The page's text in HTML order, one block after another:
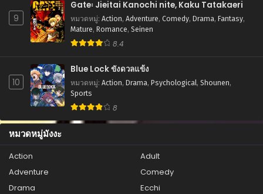
สิงหาคม 25, 2025
ตอนที่ 23
สิงหาคม 25, 2025
ตอนที่ 22
สิงหาคม 25, 2025
ตอนที่ 21
สิงหาคม 25, 2025
ตอนที่ 20
ตอนที่ 19
9
Gate꞉ Jieitai Kanochi nite, Kaku Tatakaeri
หมวดหมู่: Action, Adventure, Comedy, Drama, Fantasy,
Mature, Romance, Seinen
8.4
10
Blue Lock ขังดวลแข้ง
หมวดหมู่: Action, Drama, Psychological, Shounen,
Sports
8
หมวดหมู่มังงะ
Action
Adult
Adventure
Comedy
Drama
Ecchi